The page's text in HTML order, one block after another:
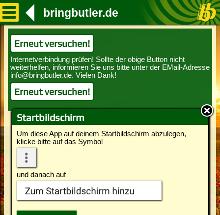
Startbildschirm
Um diese App auf deinem Startbildschirm abzulegen,
klicke bitte auf das Symbol
und danach auf
bringbutler.de
Erneut versuchen!
Erneut versuchen!